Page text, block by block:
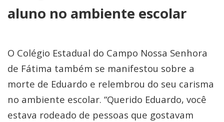
aluno no ambiente escolar
O Colégio Estadual do Campo Nossa Senhora
de Fátima também se manifestou sobre a
morte de Eduardo e relembrou do seu carisma
no ambiente escolar. “Querido Eduardo, você
estava rodeado de pessoas que gostavam